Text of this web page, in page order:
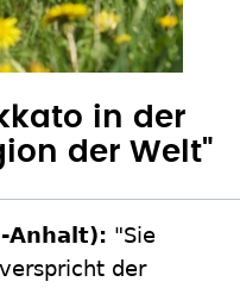
in der
der Welt"
Anhalt): "Sie
der